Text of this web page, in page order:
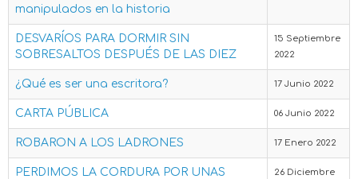
manipulados en la historia
DESVARÍOS PARA DORMIR SIN
SOBRESALTOS DESPUÉS DE LAS DIEZ
15 Septiembre
2022
¿Qué es ser una escritora? 17 Junio 2022
CARTA PÚBLICA 06 Junio 2022
ROBARON A LOS LADRONES 17 Enero 2022
PERDIMOS LA CORDURA POR UNAS
26 Diciembre